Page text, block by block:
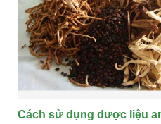
Cách sử dụng dược liệu